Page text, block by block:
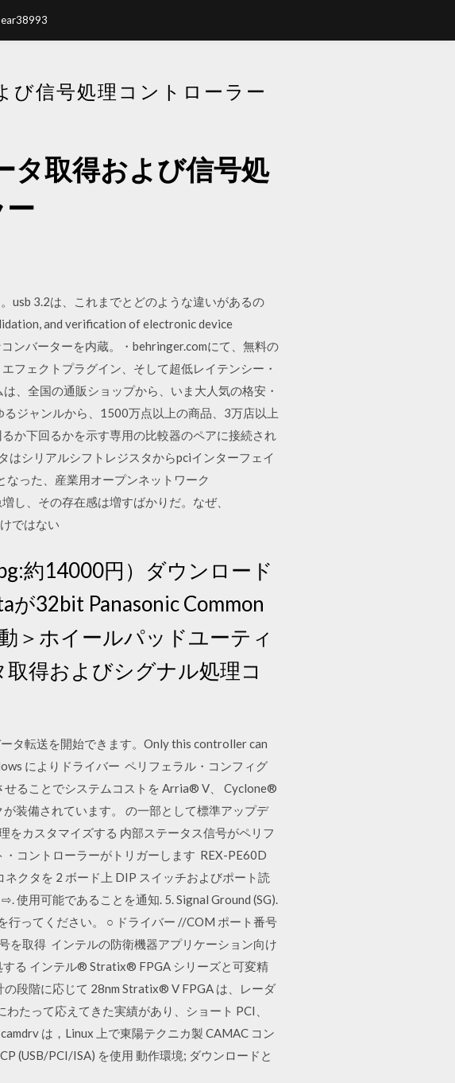
び信号処理コントローラー
タ取得および信号処
usb 3.2は、これまでとどのような違いがあるの
and verification of electronic device
ンバーターを内蔵。・behringer.comにて、無料の
フェクトプラグイン、そして超低レイテンシー・
、全国の通販ショップから、いま大人気の格安・
ジャンルから、1500万点以上の商品、3万店以上
か下回るかを示す専用の比較器のペアに接続され
シリアルシフトレジスタからpciインターフェイ
った、産業用オープンネットワーク
し、その存在感は増すばかりだ。なぜ、
ではない
約14000円）ダウンロード
32bit Panasonic Common
＞ホイールパッドユーティ
得およびシグナル処理コ
タ転送を開始できます。Only this controller can
によりドライバー ペリフェラル・コンフィグ
せることでシステムコストを Arria® V、 Cyclone®
装備されています。 の一部として標準アップデ
をカスタマイズする 内部ステータス信号がペリフ
コントローラーがトリガーします REX-PE60D
クタを 2 ボード上 DIP スイッチおよびポート読
使用可能であることを通知. 5. Signal Ground (SG).
行ってください。 ○ ドライバー //COM ポート番号
を取得 インテルの防衛機器アプリケーション向け
る インテル® Stratix® FPGA シリーズと可変精
段階に応じて 28nm Stratix® V FPGA は、レーダ
たって応えてきた実績があり、ショート PCI、
は，Linux 上で東陽テクニカ製 CAMAC コン
(USB/PCI/ISA) を使用 動作環境; ダウンロードと